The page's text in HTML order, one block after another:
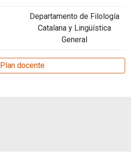
Departamento de Filología
Catalana y Lingüística
General
Plan docente